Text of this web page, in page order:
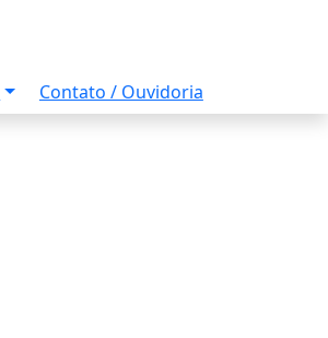
Contato / Ouvidoria